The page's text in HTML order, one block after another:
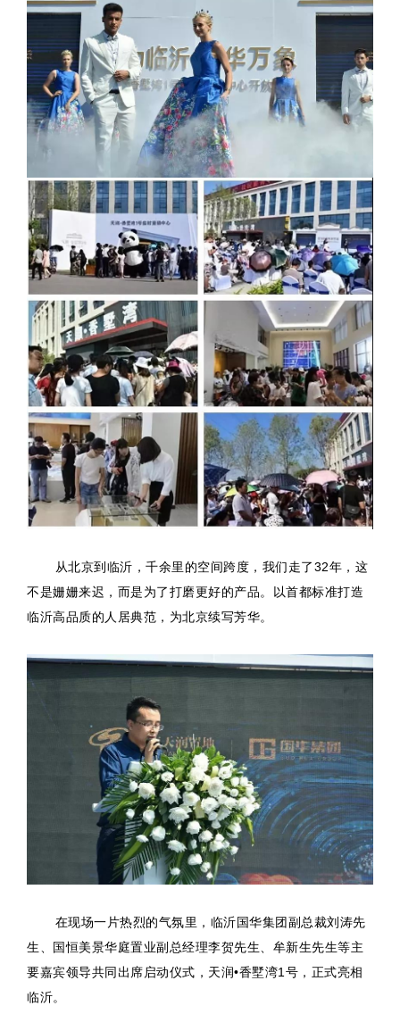
从北京到临沂，千余里的空间跨度，我们走了32年，这
不是姗姗来迟，而是为了打磨更好的产品。以首都标准打造
临沂高品质的人居典范，为北京续写芳华。
在现场一片热烈的气氛里，临沂国华集团副总裁刘涛先
生、国恒美景华庭置业副总经理李贺先生、牟新生先生等主
要嘉宾领导共同出席启动仪式，天润•香墅湾1号，正式亮相
临沂。